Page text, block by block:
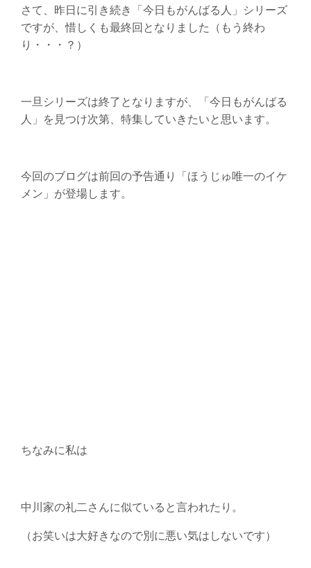
さて、昨日に引き続き「今日もがんばる人」シリーズ
ですが、惜しくも最終回となりました（もう終わ
り・・・？）
一旦シリーズは終了となりますが、「今日もがんばる
人」を見つけ次第、特集していきたいと思います。
今回のブログは前回の予告通り「ほうじゅ唯一のイケ
メン」が登場します。
ちなみに私は
中川家の礼二さんに似ていると言われたり。
（お笑いは大好きなので別に悪い気はしないです）